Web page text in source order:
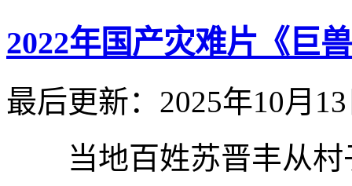
2022年国产灾难片《巨
最后更新：2025年10月
当地百姓苏晋丰从村